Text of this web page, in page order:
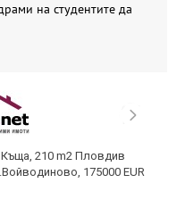
на студентите да
210 m2 Пловдив
175000 EUR